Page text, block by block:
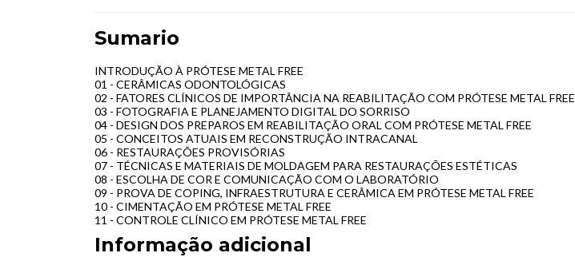
Sumario
INTRODUÇÃO À PRÓTESE METAL FREE
01 - CERÂMICAS ODONTOLÓGICAS
02 - FATORES CLÍNICOS DE IMPORTÂNCIA NA REABILITAÇÃO COM PRÓTESE METAL FREE
03 - FOTOGRAFIA E PLANEJAMENTO DIGITAL DO SORRISO
04 - DESIGN DOS PREPAROS EM REABILITAÇÃO ORAL COM PRÓTESE METAL FREE
05 - CONCEITOS ATUAIS EM RECONSTRUÇÃO INTRACANAL
06 - RESTAURAÇÕES PROVISÓRIAS
07 - TÉCNICAS E MATERIAIS DE MOLDAGEM PARA RESTAURAÇÕES ESTÉTICAS
08 - ESCOLHA DE COR E COMUNICAÇÃO COM O LABORATÓRIO
09 - PROVA DE COPING, INFRAESTRUTURA E CERÂMICA EM PRÓTESE METAL FREE
10 - CIMENTAÇÃO EM PRÓTESE METAL FREE
11 - CONTROLE CLÍNICO EM PRÓTESE METAL FREE
Informação adicional